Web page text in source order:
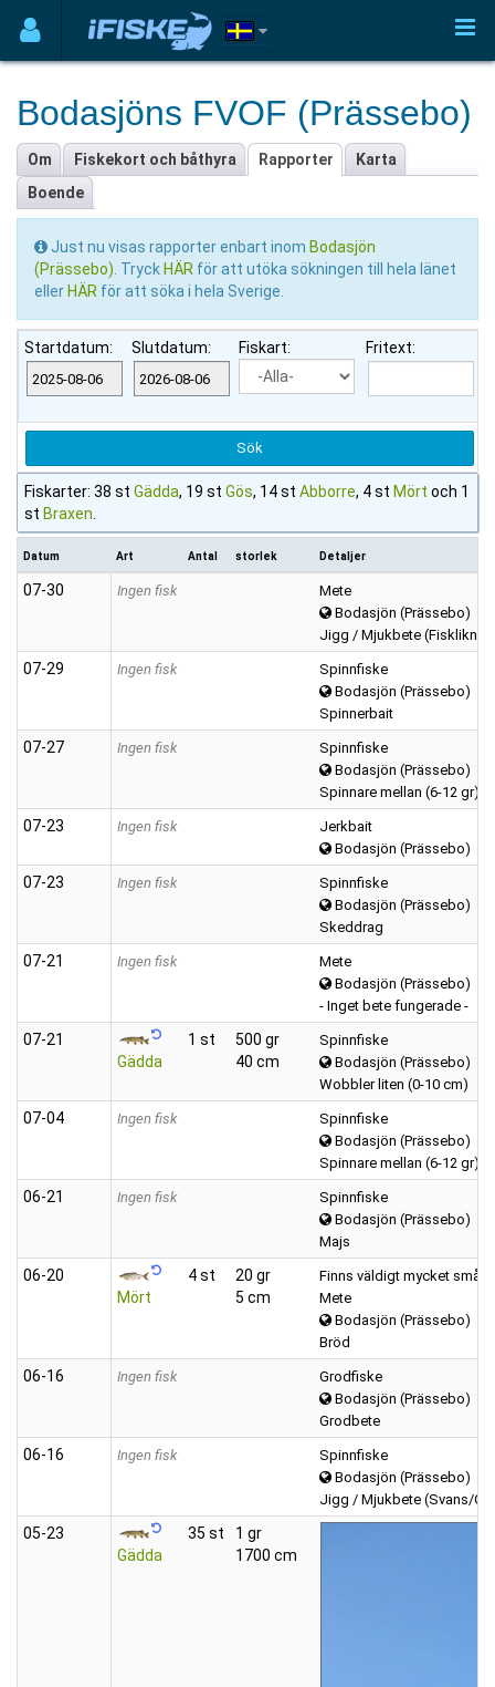
Bodasjöns FVOF (Prässebo)
Om Fiskekort och båthyra Rapporter
Karta
Boende
Just nu visas rapporter enbart inom Bodasjön
(Prässebo) . Tryck HÄR för att utöka sökningen till hela länet
eller HÄR för att söka i hela Sverige.
Startdatum: Slutdatum: Fiskart: Fritext:
Fiskarter: 38 st Gädda, 19 st Gös, 14 st Abborre, 4 st Mört och 1
st Braxen
Datum Art Antal storlek Detaljer
07‑30 Ingen fisk
Mete
Bodasjön (Prässebo)
Jigg / Mjukbete
07‑29 Ingen fisk
Spinnfiske
Bodasjön (Prässebo)
Spinnerbait
07‑27 Ingen fisk
Spinnfiske
Bodasjön (Prässebo)
Spinnare mellan (6-12 gr)
07‑23 Ingen fisk
Jerkbait
Bodasjön (Prässebo)
07‑23 Ingen fisk
Spinnfiske
Bodasjön (Prässebo)
Skeddrag
07‑21 Ingen fisk
Mete
Bodasjön (Prässebo)
- Inget bete fungerade -
07‑21
Gädda
1 st
500 gr
40 cm
Spinnfiske
Bodasjön (Prässebo)
Wobbler liten (0-10 cm)
07‑04 Ingen fisk
Spinnfiske
Bodasjön (Prässebo)
Spinnare mellan (6-12 gr)
06‑21 Ingen fisk
Spinnfiske
Bodasjön (Prässebo)
Majs
06‑20
Mört
4 st
20 gr
5 cm
Finns väldigt mycket
Mete
Bodasjön (Prässebo)
Bröd
06‑16 Ingen fisk
Grodfiske
Bodasjön (Prässebo)
Grodbete
06‑16 Ingen fisk
Spinnfiske
Bodasjön (Prässebo)
Jigg / Mjukbete (Svans/
05‑23
Gädda
35 st
1 gr
1700 cm